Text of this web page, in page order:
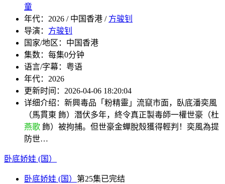
童
年代： 2026 / 中国香港 / 方骏钊
导演： 方骏钊
国家/地区： 中国香港
集数： 每集0分钟
语言/字幕： 粤语
年代： 2026
更新时间： 2026-04-06 18:20:04
详细介绍： 新興毒品「粉精靈」流竄市面，臥底潘奕風
（馬貫東 飾）潛伏多年，終令真正製毒師一權世豪（杜
燕歌 飾）被拘捕。但世豪金蟬脫殼獲得輕判！奕風為提
防世…
卧底娇娃 (国）
卧底娇娃 (国） 第25集已完结